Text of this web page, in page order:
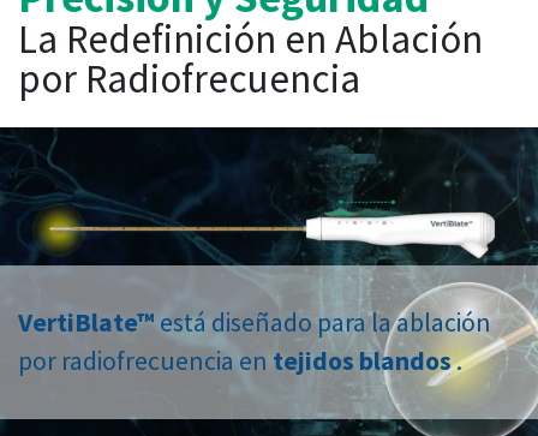
La Redefinición en Ablación
por Radiofrecuencia
VertiBlate™ está diseñado para la ablación
por radiofrecuencia en tejidos blandos.